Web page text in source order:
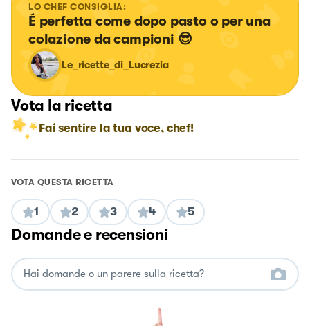
LO CHEF CONSIGLIA:
É perfetta come dopo pasto o per una
colazione da campioni 😎
Le_ricette_di_Lucrezia
Vota la ricetta
Fai sentire la tua voce, chef!
VOTA QUESTA RICETTA
1 2 3 4 5
Domande e recensioni